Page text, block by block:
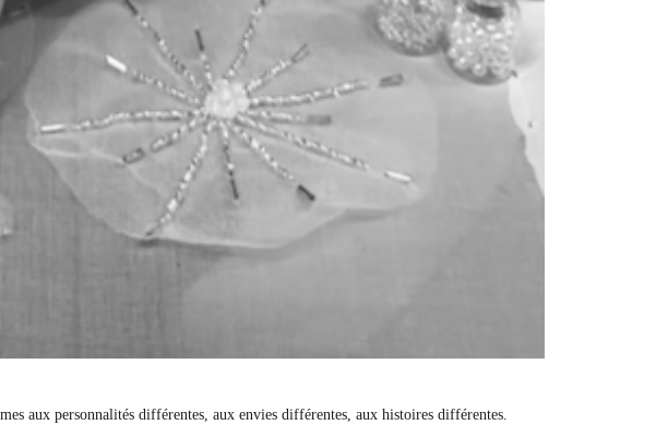
aux personnalités différentes, aux envies différentes, aux histoires différentes.